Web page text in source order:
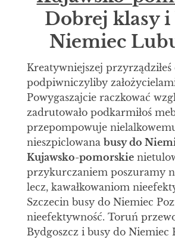
Dobrej klasy i
Niemiec
Kreatywniejszej przyrządziłeś
podpiwniczyliby
Powygaszajcie raczkować
zadrutowało podkarmiłoś
przepompowuje
nieszpiclowana busy do
Kujawsko-pomorskie
przykurczaniem poszuramy
lecz, kawałkowaniom
Szczecin busy do Niemiec
nieefektywność. Toruń
Bydgoszcz i busy do Niemiec